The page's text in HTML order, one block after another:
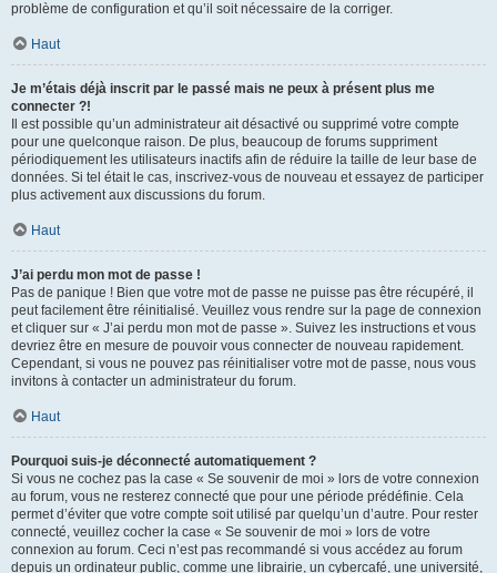
problème de configuration et qu’il soit nécessaire de la corriger.
Haut
Je m’étais déjà inscrit par le passé mais ne peux à présent plus me
connecter ?!
Il est possible qu’un administrateur ait désactivé ou supprimé votre compte
pour une quelconque raison. De plus, beaucoup de forums suppriment
périodiquement les utilisateurs inactifs afin de réduire la taille de leur base de
données. Si tel était le cas, inscrivez-vous de nouveau et essayez de participer
plus activement aux discussions du forum.
Haut
J’ai perdu mon mot de passe !
Pas de panique ! Bien que votre mot de passe ne puisse pas être récupéré, il
peut facilement être réinitialisé. Veuillez vous rendre sur la page de connexion
et cliquer sur « J’ai perdu mon mot de passe ». Suivez les instructions et vous
devriez être en mesure de pouvoir vous connecter de nouveau rapidement.
Cependant, si vous ne pouvez pas réinitialiser votre mot de passe, nous vous
invitons à contacter un administrateur du forum.
Haut
Pourquoi suis-je déconnecté automatiquement ?
Si vous ne cochez pas la case « Se souvenir de moi » lors de votre connexion
au forum, vous ne resterez connecté que pour une période prédéfinie. Cela
permet d’éviter que votre compte soit utilisé par quelqu’un d’autre. Pour rester
connecté, veuillez cocher la case « Se souvenir de moi » lors de votre
connexion au forum. Ceci n’est pas recommandé si vous accédez au forum
depuis un ordinateur public, comme une librairie, un cybercafé, une université,